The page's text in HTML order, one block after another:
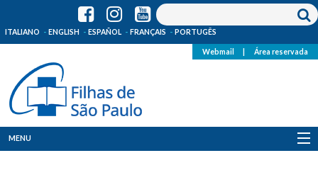
ITALIANO ENGLISH ESPAÑOL FRANÇAIS PORTUGÊS
Webmail Área reservada
MENU